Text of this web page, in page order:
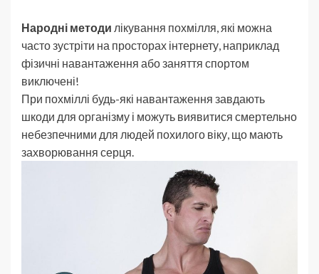
Народні методи лікування похмілля, які можна
часто зустріти на просторах інтернету, наприклад
фізичні навантаження або заняття спортом
виключені!
При похміллі будь-які навантаження завдають
шкоди для організму і можуть виявитися смертельно
небезпечними для людей похилого віку, що мають
захворювання серця.